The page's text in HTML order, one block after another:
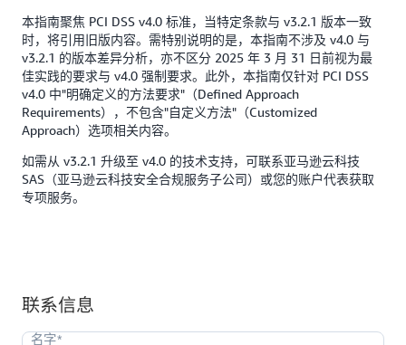
本指南聚焦 PCI DSS v4.0 标准，当特定条款与 v3.2.1 版本一致
时，将引用旧版内容。需特别说明的是，本指南不涉及 v4.0 与
v3.2.1 的版本差异分析，亦不区分 2025 年 3 月 31 日前视为最
佳实践的要求与 v4.0 强制要求。此外，本指南仅针对 PCI DSS
v4.0 中"明确定义的方法要求"（Defined Approach
Requirements），不包含"自定义方法"（Customized
Approach）选项相关内容。
如需从 v3.2.1 升级至 v4.0 的技术支持，可联系亚马逊云科技
SAS（亚马逊云科技安全合规服务子公司）或您的账户代表获取
专项服务。
联系信息